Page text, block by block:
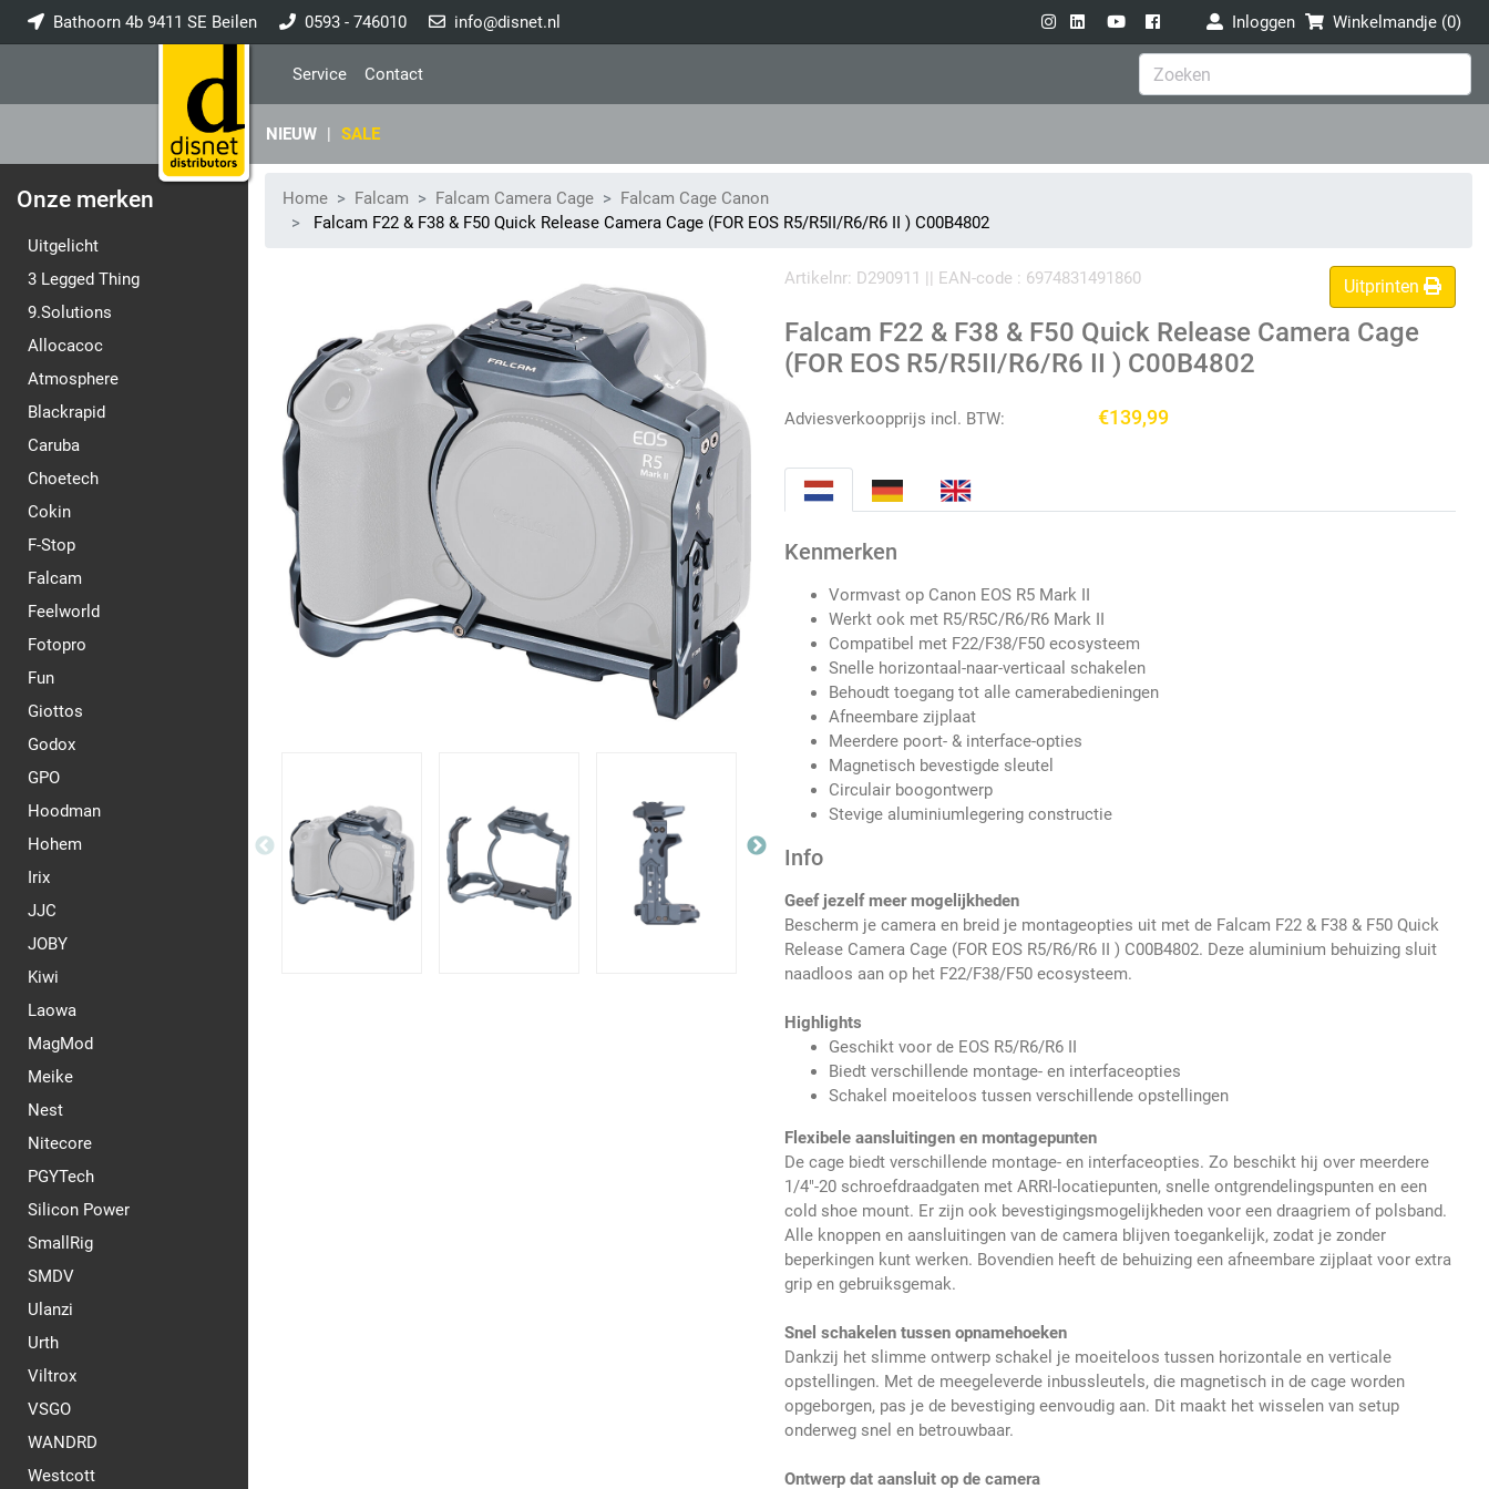
Bathoorn 4b 9411 SE Beilen 0593 - 746010 info@disnet.nl Inloggen Winkelmandje (0)
Service Contact
NIEUW | SALE
Onze merken
Uitgelicht
3 Legged Thing
9.Solutions
Allocacoc
Atmosphere
Blackrapid
Caruba
Choetech
Cokin
F-Stop
Falcam
Feelworld
Fotopro
Fun
Giottos
Godox
GPO
Hoodman
Hohem
Irix
JJC
JOBY
Kiwi
Laowa
MagMod
Meike
Nest
Nitecore
PGYTech
Silicon Power
SmallRig
SMDV
Ulanzi
Urth
Viltrox
VSGO
WANDRD
Westcott
Home Falcam Falcam Camera Cage
Falcam Cage Canon
Falcam F22 & F38 & F50 Quick Release Camera Cage (FOR EOS R5/R5II/R6/R6 II ) C00B4802
Artikelnr: D290911 || EAN-code : 6974831491860 Uitprinten
Falcam F22 & F38 & F50 Quick Release Camera Cage
(FOR EOS R5/R5II/R6/R6 II ) C00B4802
Adviesverkoopprijs incl. BTW: €139,99
Kenmerken
Vormvast op Canon EOS R5 Mark II
Werkt ook met R5/R5C/R6/R6 Mark II
Compatibel met F22/F38/F50 ecosysteem
Snelle horizontaal-naar-verticaal schakelen
Behoudt toegang tot alle camerabedieningen
Afneembare zijplaat
Meerdere poort- & interface-opties
Magnetisch bevestigde sleutel
Circulair boogontwerp
Stevige aluminiumlegering constructie
Info
Geef jezelf meer mogelijkheden
Bescherm je camera en breid je montageopties uit met de Falcam F22 & F38 & F50 Quick
Release Camera Cage (FOR EOS R5/R6/R6 II ) C00B4802. Deze aluminium behuizing sluit
naadloos aan op het F22/F38/F50 ecosysteem.
Highlights
Geschikt voor de EOS R5/R6/R6 II
Biedt verschillende montage- en interfaceopties
Schakel moeiteloos tussen verschillende opstellingen
Flexibele aansluitingen en montagepunten
De cage biedt verschillende montage- en interfaceopties. Zo beschikt hij over meerdere
1/4"-20 schroefdraadgaten met ARRI-locatiepunten, snelle ontgrendelingspunten en een
cold shoe mount. Er zijn ook bevestigingsmogelijkheden voor een draagriem of polsband.
Alle knoppen en aansluitingen van de camera blijven toegankelijk, zodat je zonder
beperkingen kunt werken. Bovendien heeft de behuizing een afneembare zijplaat voor extra
grip en gebruiksgemak.
Snel schakelen tussen opnamehoeken
Dankzij het slimme ontwerp schakel je moeiteloos tussen horizontale en verticale
opstellingen. Met de meegeleverde inbussleutels, die magnetisch in de cage worden
opgeborgen, pas je de bevestiging eenvoudig aan. Dit maakt het wisselen van setup
onderweg snel en betrouwbaar.
Ontwerp dat aansluit op de camera